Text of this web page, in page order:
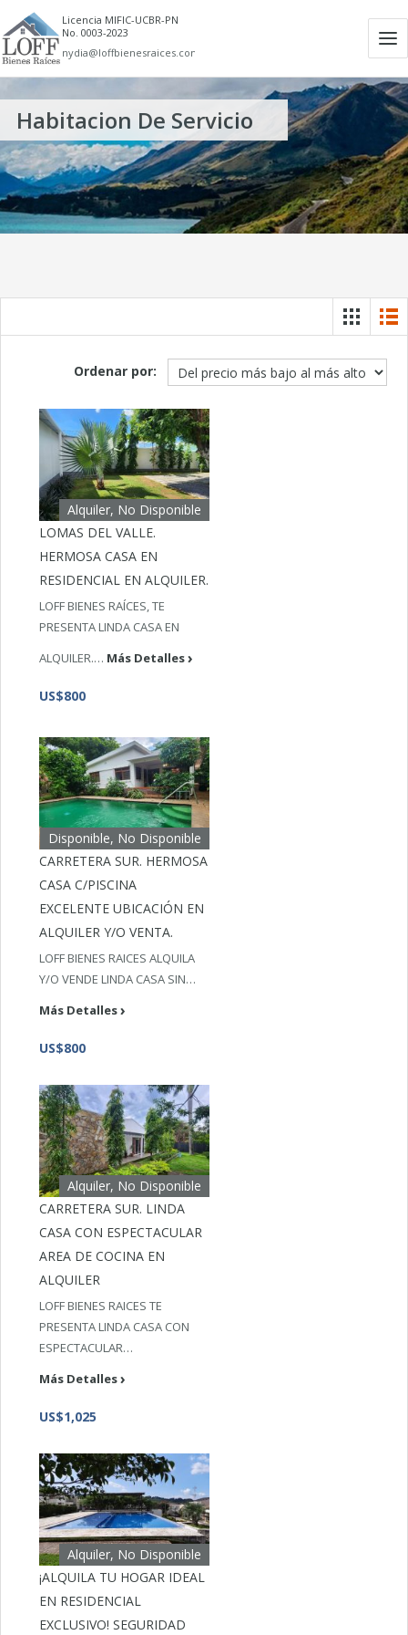
Licencia MIFIC-UCBR-PN
No. 0003-2023
nydia@loffbienesraices.com
Habitacion De Servicio
Ordenar por:
Alquiler, No Disponible
LOMAS DEL VALLE.
HERMOSA CASA EN
RESIDENCIAL EN ALQUILER.
LOFF BIENES RAÍCES, TE
PRESENTA LINDA CASA EN
ALQUILER.… Más Detalles
US$800
Disponible, No Disponible
CARRETERA SUR. HERMOSA
CASA C/PISCINA
EXCELENTE UBICACIÓN EN
ALQUILER Y/O VENTA.
LOFF BIENES RAICES ALQUILA
Y/O VENDE LINDA CASA SIN…
Más Detalles
US$800
Alquiler, No Disponible
CARRETERA SUR. LINDA
CASA CON ESPECTACULAR
AREA DE COCINA EN
ALQUILER
LOFF BIENES RAICES TE
PRESENTA LINDA CASA CON
ESPECTACULAR…
Más Detalles
US$1,025
Alquiler, No Disponible
¡ALQUILA TU HOGAR IDEAL
EN RESIDENCIAL
EXCLUSIVO! SEGURIDAD